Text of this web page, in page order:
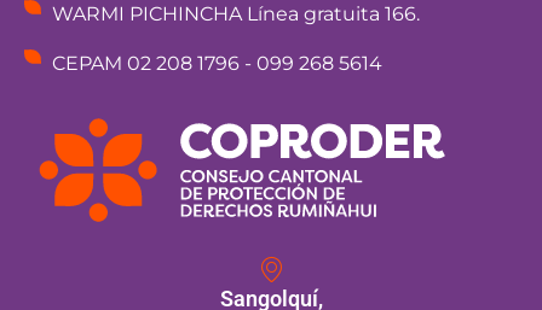
WARMI PICHINCHA Línea gratuita 166.
CEPAM 02 208 1796 - 099 268 5614
Sangolquí,